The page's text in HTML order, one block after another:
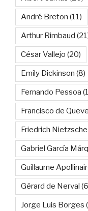
André Breton (11)
Arthur Rimbaud
César Vallejo (20)
Emily Dickinson (8)
Fernando Pessoa
Francisco de
Friedrich Nietzsche
Gabriel García
Guillaume
Gérard de Nerval
Jorge Luis Borges